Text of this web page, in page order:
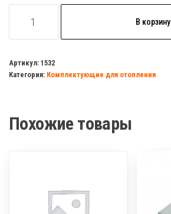
товара
д/
радиатора
г/
В корзину
Артикул: 1532
Категория: Комплектующие для отопления
Похожие товары